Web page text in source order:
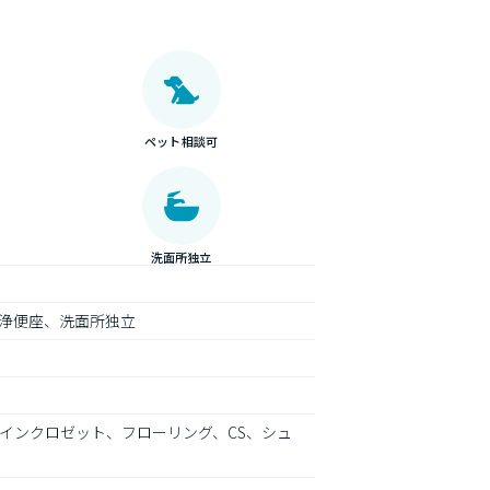
ペット相談可
洗面所独立
便座、洗面所独立
ンクロゼット、フローリング、CS、シュ